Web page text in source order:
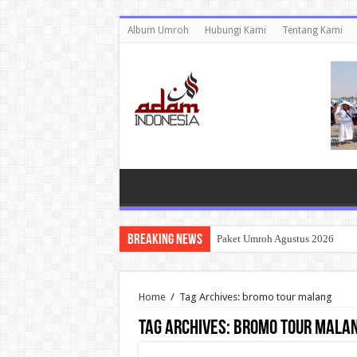
Album Umroh Hubungi Kami Tentang Kami
Breaking News Paket Umroh Agustus 2026
Home / Tag Archives: bromo tour malang
Tag Archives: bromo tour